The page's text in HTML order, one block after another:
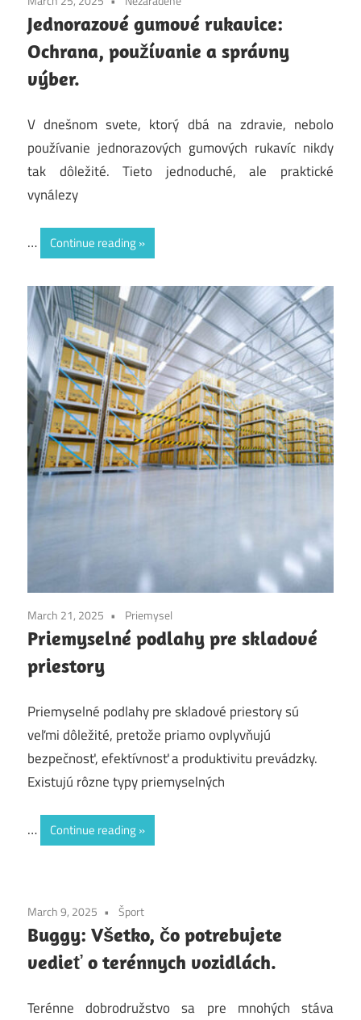
Jednorazové gumové rukavice:
Ochrana, používanie a správny
výber.
V dnešnom svete, ktorý dbá na zdravie, nebolo
používanie jednorazových gumových rukavíc nikdy
tak dôležité. Tieto jednoduché, ale praktické
vynálezy
… Continue reading
March 21, 2025 Priemysel
Priemyselné podlahy pre skladové
priestory
Priemyselné podlahy pre skladové priestory sú
veľmi dôležité, pretože priamo ovplyvňujú
bezpečnosť, efektívnosť a produktivitu prevádzky.
Existujú rôzne typy priemyselných
… Continue reading
March 9, 2025 Šport
Buggy: Všetko, čo potrebujete
vedieť o terénnych vozidlách.
Terénne dobrodružstvo sa pre mnohých stáva